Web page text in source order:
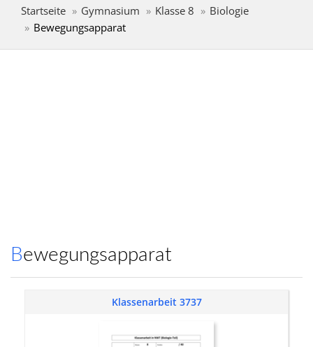
Startseite Gymnasium Klasse 8
Biologie
Bewegungsapparat
Bewegungsapparat
Klassenarbeit 3737